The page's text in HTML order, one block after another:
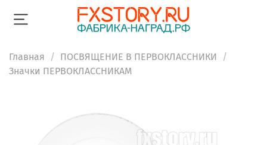
Главная
ПОСВЯЩЕНИЕ В ПЕРВОКЛАССНИКИ
Значки ПЕРВОКЛАССНИКАМ